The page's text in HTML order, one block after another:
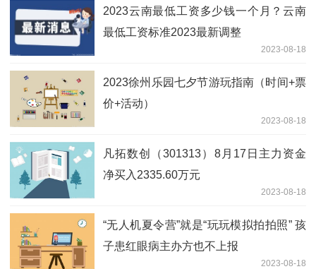
2023云南最低工资多少钱一个月？云南
最低工资标准2023最新调整
2023-08-18
2023徐州乐园七夕节游玩指南（时间+票
价+活动）
2023-08-18
凡拓数创（301313）8月17日主力资金
净买入2335.60万元
2023-08-18
“无人机夏令营”就是“玩玩模拟拍拍照” 孩
子患红眼病主办方也不上报
2023-08-18